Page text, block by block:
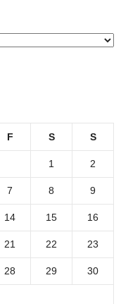
F S S
1 2
7 8 9
14 15 16
21 22 23
28 29 30